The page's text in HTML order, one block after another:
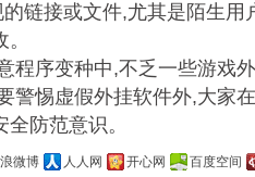
链接或文件,尤其是陌生用
程序变种中,不乏一些游戏
警惕虚假外挂软件外,大家
防范意识。
微博 人人网 开心网 百度空间